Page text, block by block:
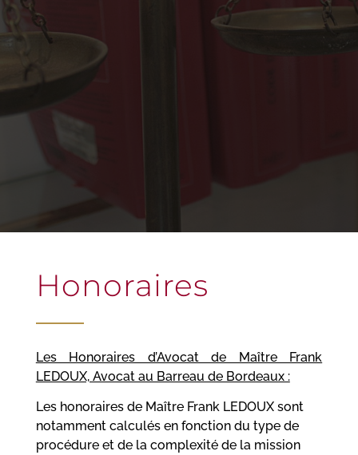
Honoraires
Les Honoraires d’Avocat de Maître Frank
LEDOUX, Avocat au Barreau de Bordeaux :
Les honoraires de Maître Frank LEDOUX sont
notamment calculés en fonction du type de
procédure et de la complexité de la mission